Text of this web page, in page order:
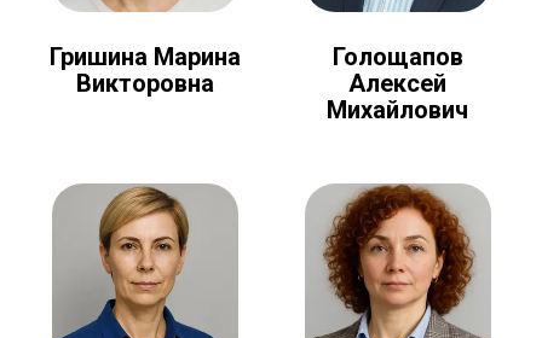
Гришина Марина
Викторовна
Голощапов
Алексей
Михайлович